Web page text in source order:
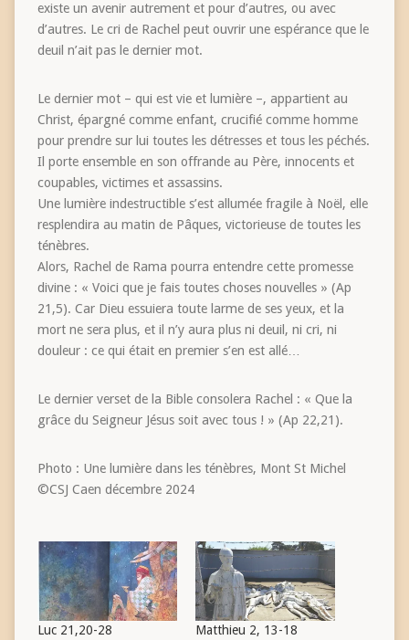
existe un avenir autrement et pour d’autres, ou avec
d’autres. Le cri de Rachel peut ouvrir une espérance que le
deuil n’ait pas le dernier mot.
Le dernier mot – qui est vie et lumière –, appartient au
Christ, épargné comme enfant, crucifié comme homme
pour prendre sur lui toutes les détresses et tous les péchés.
Il porte ensemble en son offrande au Père, innocents et
coupables, victimes et assassins.
Une lumière indestructible s’est allumée fragile à Noël, elle
resplendira au matin de Pâques, victorieuse de toutes les
ténèbres.
Alors, Rachel de Rama pourra entendre cette promesse
divine : « Voici que je fais toutes choses nouvelles » (Ap
21,5). Car Dieu essuiera toute larme de ses yeux, et la
mort ne sera plus, et il n’y aura plus ni deuil, ni cri, ni
douleur : ce qui était en premier s’en est allé…
Le dernier verset de la Bible consolera Rachel : « Que la
grâce du Seigneur Jésus soit avec tous ! » (Ap 22,21).
Photo : Une lumière dans les ténèbres, Mont St Michel
©CSJ Caen décembre 2024
Luc 21,20-28
Matthieu 2, 13-18